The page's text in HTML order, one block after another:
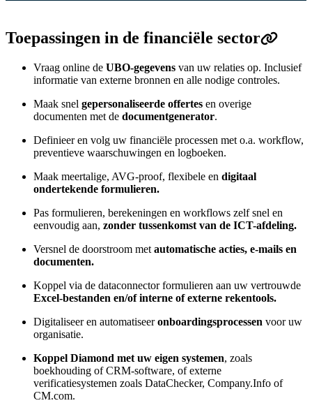
Toepassingen in de financiële sector
Vraag online de UBO-gegevens van uw relaties op. Inclusief
informatie van externe bronnen en alle nodige controles.
Maak snel gepersonaliseerde offertes en overige
documenten met de documentgenerator.
Definieer en volg uw financiële processen met o.a. workflow,
preventieve waarschuwingen en logboeken.
Maak meertalige, AVG-proof, flexibele en digitaal
ondertekende formulieren.
Pas formulieren, berekeningen en workflows zelf snel en
eenvoudig aan, zonder tussenkomst van de ICT-afdeling.
Versnel de doorstroom met automatische acties, e-mails en
documenten.
Koppel via de dataconnector formulieren aan uw vertrouwde
Excel-bestanden en/of interne of externe rekentools.
Digitaliseer en automatiseeronboardingsprocessen voor uw
organisatie.
Koppel Diamond met uw eigen systemen, zoals
boekhouding of CRM-software, of externe
verificatiesystemen zoals DataChecker, Company.Info of
CM.com.